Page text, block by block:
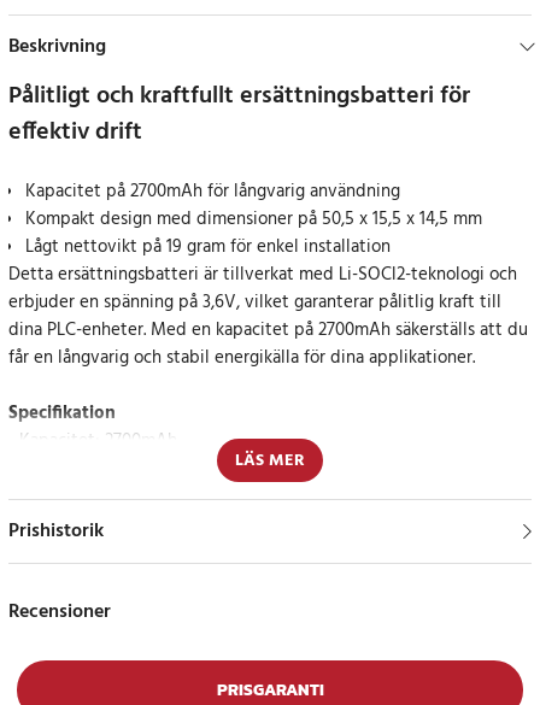
Beskrivning
Pålitligt och kraftfullt ersättningsbatteri för
effektiv drift
Kapacitet på 2700mAh för långvarig användning
Kompakt design med dimensioner på 50,5 x 15,5 x 14,5 mm
Lågt nettovikt på 19 gram för enkel installation
Detta ersättningsbatteri är tillverkat med Li-SOCl2-teknologi och
erbjuder en spänning på 3,6V, vilket garanterar pålitlig kraft till
dina PLC-enheter. Med en kapacitet på 2700mAh säkerställs att du
får en långvarig och stabil energikälla för dina applikationer.
Specifikation
- Kapacitet: 2700mAh
- Typ: Li-SOCl2
Delnummer
LÄS MER
Prishistorik
Recensioner
PRISGARANTI